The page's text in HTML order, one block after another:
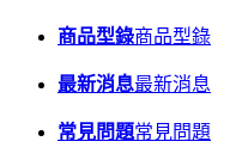
商品型錄商品型錄
最新消息最新消息
常見問題常見問題